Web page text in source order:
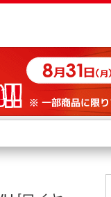
舗サービス
ト取り置き